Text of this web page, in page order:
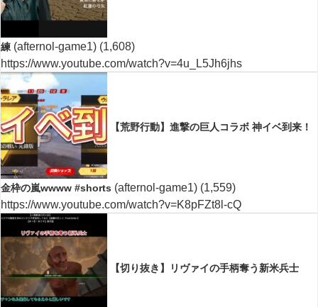
練 (afternol-game1) (1,608)
https://www.youtube.com/watch?v=4u_L5Jh6jhs
【荒野行動】進撃の巨人コラボ 神イベ到来！
金枠の嵐wwww #shorts (afternol-game1) (1,559)
https://www.youtube.com/watch?v=K8pFZt8l-cQ
【切り抜き】リヴァイの手柄奪う新米兵士